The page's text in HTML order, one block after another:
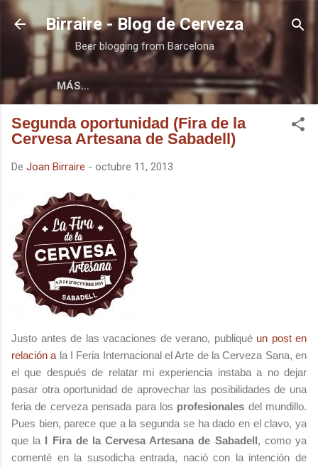
Ir al contenido principal
Birraire - Blog de Cerveza
Beer blogging from Barcelona
MÁS…
Segunda oportunidad (Fira de la
Cervesa Artesana de Sabadell)
De Joan Birraire - octubre 11, 2013
Justo antes de las vacaciones de verano, publiqué un post en
relación a la I Feria Internacional el Arte de la Cerveza Sana, en
el que después de relatar mi experiencia instaba a no dejar
pasar otra oportunidad de aprovechar las posibilidades de una
feria de cerveza pensada para los profesionales del mundillo.
Pues bien, parece que a la segunda se ha dado en el clavo, ya
que la I Fira de la Cervesa Artesana de Sabadell, como ya
comenté en la susodicha entrada, nació con la intención de